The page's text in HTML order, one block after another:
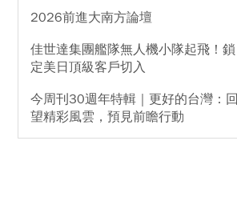
2026前進大南方論壇
佳世達集團艦隊無人機小隊起飛！鎖
定美日頂級客戶切入
今周刊30週年特輯｜更好的台灣：回
望精彩風雲，預見前瞻行動